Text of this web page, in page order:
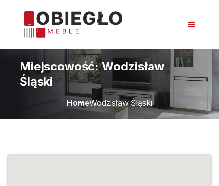
Miejscowość:Wodzisław
Śląski
HomeWodzisław Śląski